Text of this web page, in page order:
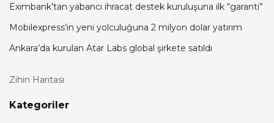
Eximbank’tan yabancı ihracat destek kuruluşuna ilk “garanti”
Mobilexpress’in yeni yolculuğuna 2 milyon dolar yatırım
Ankara’da kurulan Atar Labs global şirkete satıldı
Zihin Haritası
Kategoriler